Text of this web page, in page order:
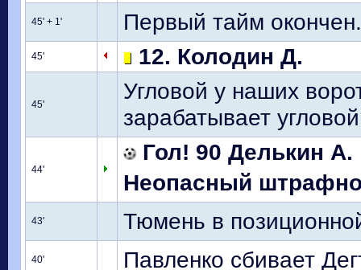
45' + 1' Первый тайм окончен.
45' 12. Колодин Д.
45'
Угловой у наших
зарабатывает
44'
Гол! 90 Делькин А.
Неопасный
43' Тюмень в
40' Павленко сбивает